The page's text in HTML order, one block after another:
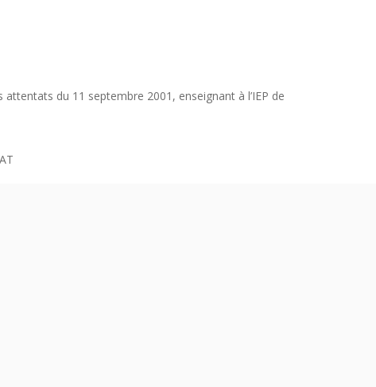
du 11 septembre 2001, enseignant à l’IEP de